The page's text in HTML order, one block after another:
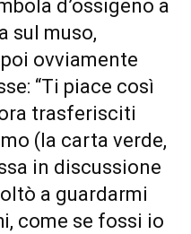
d’ossigeno a
sul muso,
ovviamente
“Ti piace così
trasferisciti
(la carta verde,
in discussione
a guardarmi
come se fossi io